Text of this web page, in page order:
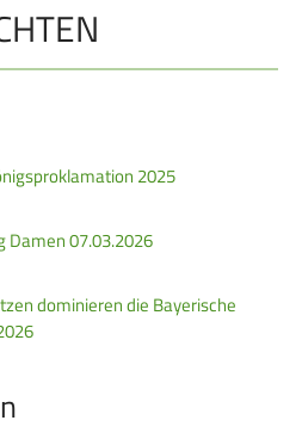
2025
Damen 07.03.2026
dominieren die Bayerische
TRADITION
Schützentradition
Schützen­­museum